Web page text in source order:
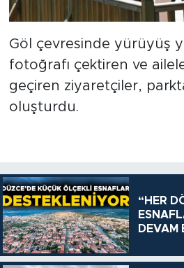
Göl çevresinde yürüyüş
fotoğrafı çektiren ve
geçiren ziyaretçiler,
oluşturdu.
“HER
DEVAM